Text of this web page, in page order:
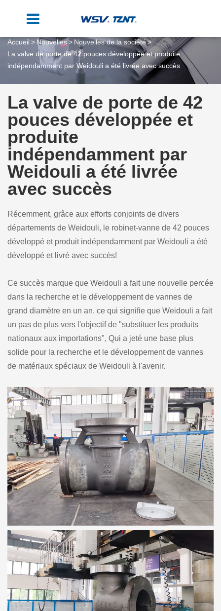
Accueil Nouvelles
Nouvelles de la société
La valve de porte de 42 pouces développée et produite
indépendamment par Weidouli a été livrée avec succès
La valve de porte de 42
pouces développée et
produite
indépendamment par
Weidouli a été livrée
avec succès
Récemment, grâce aux efforts conjoints de divers
départements de Weidouli, le robinet-vanne de 42 pouces
développé et produit indépendamment par Weidouli a été
développé et livré avec succès!
Ce succès marque que Weidouli a fait une nouvelle percée
dans la recherche et le développement de vannes de
grand diamètre en un an, ce qui signifie que Weidouli a fait
un pas de plus vers l'objectif de "substituer les produits
nationaux aux importations", Qui a jeté une base plus
solide pour la recherche et le développement de vannes
de matériaux spéciaux de Weidouli à l'avenir.